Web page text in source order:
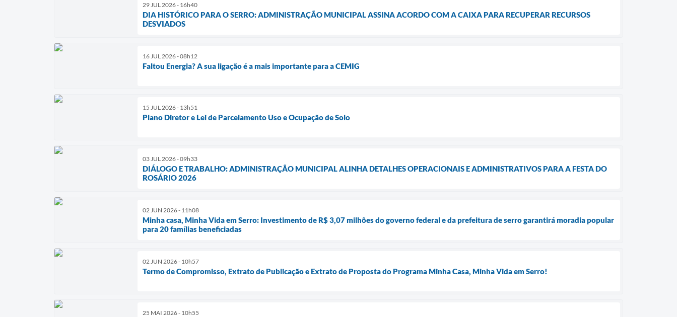
29 JUL 2026 - 16h40
DIA HISTÓRICO PARA O SERRO: ADMINISTRAÇÃO MUNICIPAL ASSINA ACORDO COM A CAIXA PARA RECUPERAR RECURSOS
DESVIADOS
16 JUL 2026 - 08h12
Faltou Energia? A sua ligação é a mais importante para a CEMIG
15 JUL 2026 - 13h51
Plano Diretor e Lei de Parcelamento Uso e Ocupação de Solo
03 JUL 2026 - 09h33
DIÁLOGO E TRABALHO: ADMINISTRAÇÃO MUNICIPAL ALINHA DETALHES OPERACIONAIS E ADMINISTRATIVOS PARA A FESTA DO
ROSÁRIO 2026
02 JUN 2026 - 11h08
Minha casa, Minha Vida em Serro: Investimento de R$ 3,07 milhões do governo federal e da prefeitura de serro garantirá moradia popular
para 20 famílias beneficiadas
02 JUN 2026 - 10h57
Termo de Compromisso, Extrato de Publicação e Extrato de Proposta do Programa Minha Casa, Minha Vida em Serro!
25 MAI 2026 - 10h55